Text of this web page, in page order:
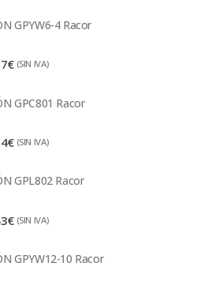
GPYW6-4 Racor
€ (SIN IVA)
GPC801 Racor
€ (SIN IVA)
GPL802 Racor
€ (SIN IVA)
GPYW12-10 Racor